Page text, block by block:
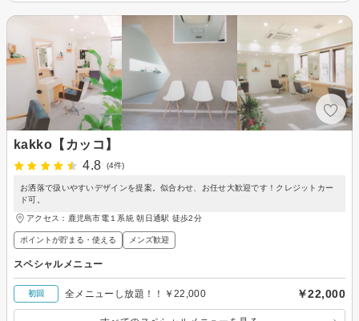
kakko【カッコ】
4.8
(4件)
お洒落で扱いやすいデザインを提案。似合わせ、お任せ大歓迎です！クレジットカー
ド可。
アクセス：鹿児島市電１系統 朝日通駅 徒歩2分
ポイントが貯まる・使える メンズ歓迎
スペシャルメニュー
初回 全メニューし放題！！￥22,000 ￥22,000